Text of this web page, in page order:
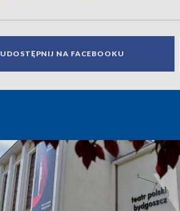
UDOSTĘPNIJ NA FACEBOOKU